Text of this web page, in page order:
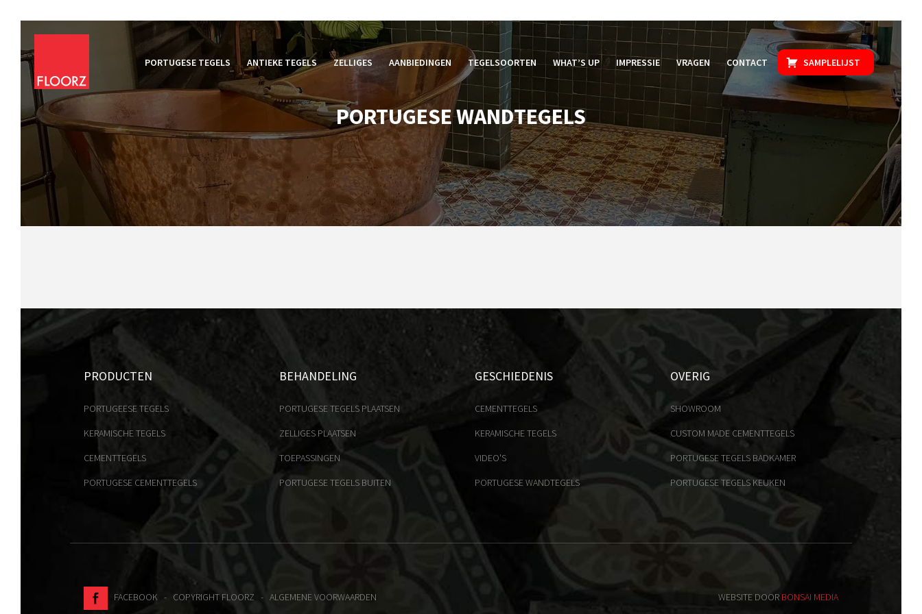
PORTUGESE TEGELS ANTIEKE TEGELS ZELLIGES AANBIEDINGEN TEGELSOORTEN WHAT’S UP IMPRESSIE VRAGEN CONTACT SAMPLELIJST
PORTUGESE WANDTEGELS
PRODUCTEN
PORTUGEESE TEGELS
KERAMISCHE TEGELS
CEMENTTEGELS
PORTUGESE CEMENTTEGELS
BEHANDELING
PORTUGESE TEGELS PLAATSEN
ZELLIGES PLAATSEN
TOEPASSINGEN
PORTUGESE TEGELS BUITEN
GESCHIEDENIS
CEMENTTEGELS
KERAMISCHE TEGELS
VIDEO'S
PORTUGESE WANDTEGELS
OVERIG
SHOWROOM
CUSTOM MADE CEMENTTEGELS
PORTUGESE TEGELS BADKAMER
PORTUGESE TEGELS KEUKEN
FACEBOOK - COPYRIGHT FLOORZ - ALGEMENE VOORWAARDEN WEBSITE DOOR BONSAI MEDIA